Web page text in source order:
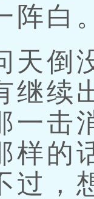
阵白
倒没
继续
一击
样的
过，